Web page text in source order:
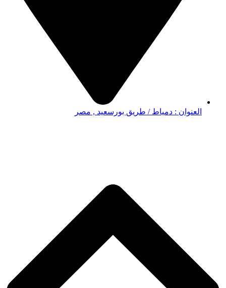
العنوان : دمياط / طريق بورسعيد , مصر